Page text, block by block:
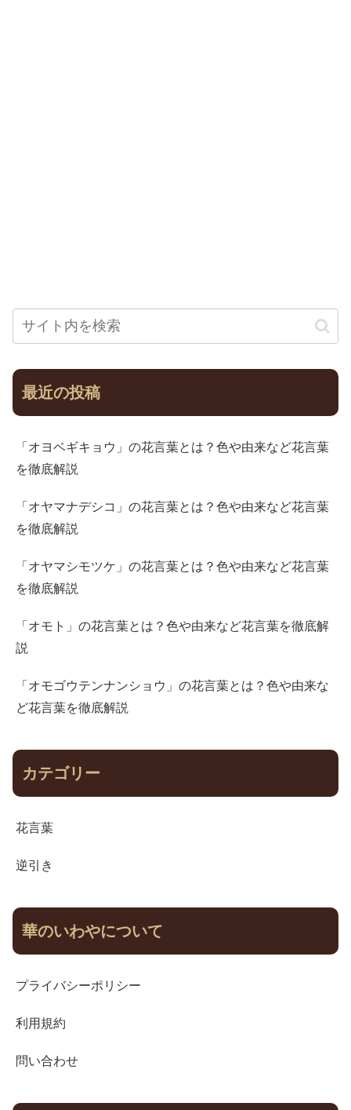
最近の投稿
「オヨベギキョウ」の花言葉とは？色や由来など花言葉
を徹底解説
「オヤマナデシコ」の花言葉とは？色や由来など花言葉
を徹底解説
「オヤマシモツケ」の花言葉とは？色や由来など花言葉
を徹底解説
「オモト」の花言葉とは？色や由来など花言葉を徹底解
説
「オモゴウテンナンショウ」の花言葉とは？色や由来な
ど花言葉を徹底解説
カテゴリー
花言葉
逆引き
華のいわやについて
プライバシーポリシー
利用規約
問い合わせ